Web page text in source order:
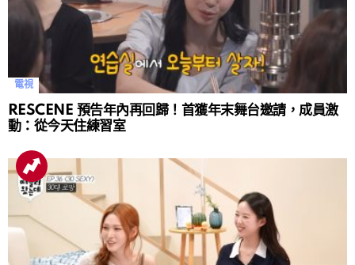
電視
RESCENE 預告年內再回歸！首獲年末舞台邀請，成員激
動：從今天住練習室